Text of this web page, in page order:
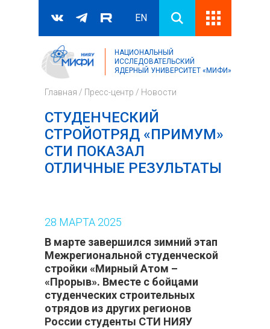
Форма поиска
Поиск
EN
НАЦИОНАЛЬНЫЙ
ИССЛЕДОВАТЕЛЬСКИЙ
ЯДЕРНЫЙ УНИВЕРСИТЕТ «МИФИ»
Главная / Пресс-центр / Новости
СТУДЕНЧЕСКИЙ
СТРОЙОТРЯД «ПРИМУМ»
СТИ ПОКАЗАЛ
ОТЛИЧНЫЕ РЕЗУЛЬТАТЫ
28 МАРТА 2025
В марте завершился зимний этап
Межрегиональной студенческой
стройки «Мирный Атом –
«Прорыв». Вместе с бойцами
студенческих строительных
отрядов из других регионов
России студенты СТИ НИЯУ